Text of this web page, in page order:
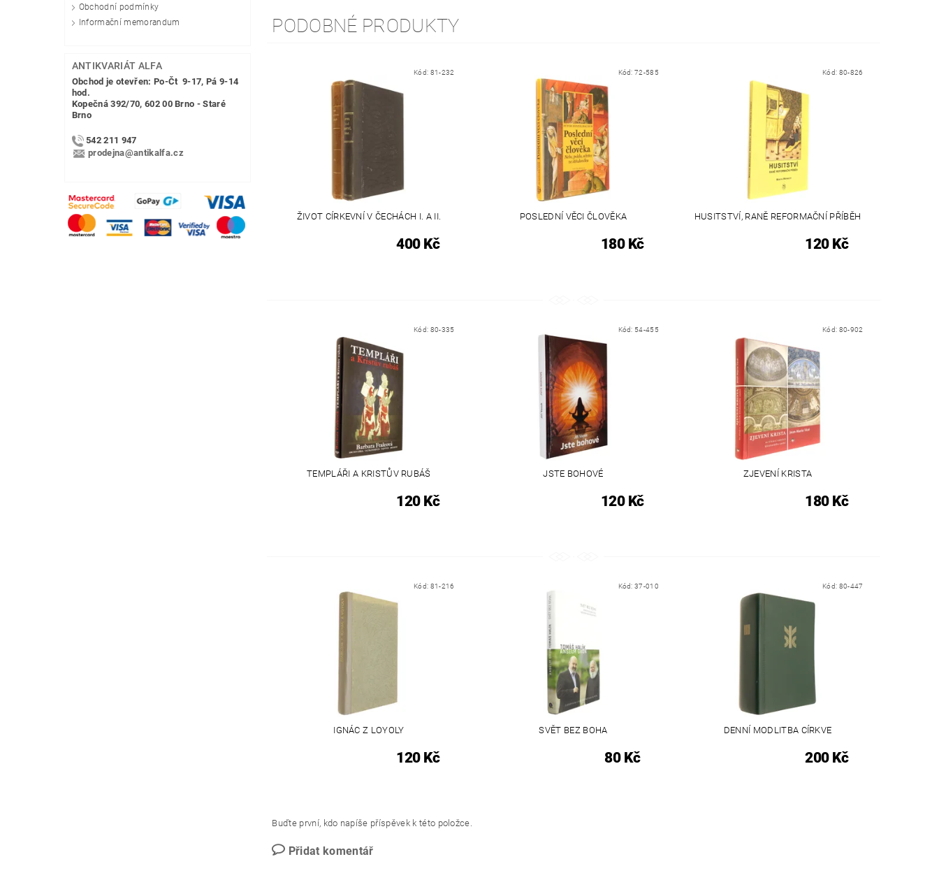
Obchodní podmínky
Informační memorandum
ANTIKVARIÁT ALFA
Obchod je otevřen: Po-Čt 9-17, Pá 9-14
hod.
Kopečná 392/70, 602 00 Brno - Staré
Brno
542 211 947
prodejna@antikalfa.cz
PODOBNÉ PRODUKTY
Kód: 81-232
ŽIVOT CÍRKEVNÍ V ČECHÁCH I. A II.
400 Kč
Kód:72-585
POSLEDNÍ VĚCI ČLOVĚKA
180 Kč
Kód: 80-826
HUSITSTVÍ, RANĚ REFORMAČNÍ PŘÍBĚH
120 Kč
Kód: 80-335
TEMPLÁŘI A KRISTŮV RUBÁŠ
120 Kč
Kód: 54-455
JSTE BOHOVÉ
120 Kč
Kód: 80-902
ZJEVENÍ KRISTA
180 Kč
Kód: 81-216
IGNÁC Z LOYOLY
120 Kč
Kód:37-010
SVĚT BEZ BOHA
80 Kč
Kód: 80-447
DENNÍ MODLITBA CÍRKVE
200 Kč
Buďte první, kdo napíše příspěvek k této položce.
Přidat komentář